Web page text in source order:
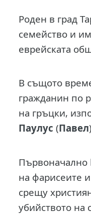
Роден в град
семейство и
еврейската
В същото
гражданин по
на гръцки,
Паулус (Павел
Първоначално
на фарисеите
срещу
убийството